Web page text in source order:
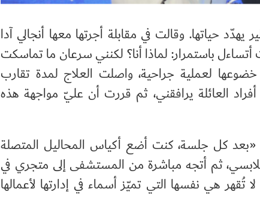
وقالت في مقابلة أجرتها معها أنجالي آدا
باستمرار: لماذا أنا؟ لكنني سرعان ما تماسكت
لعملية جراحية، واصلت العلاج لمدة تقارب
العائلة يرافقني، ثم قررت أن عليّ مواجهة هذه
كل جلسة، كنت أضع أكياس المحاليل المتصلة
ثم أتجه مباشرة من المستشفى إلى متجري في
تُقهر هي نفسها التي تميّز أسماء في إدارتها لأعمالها